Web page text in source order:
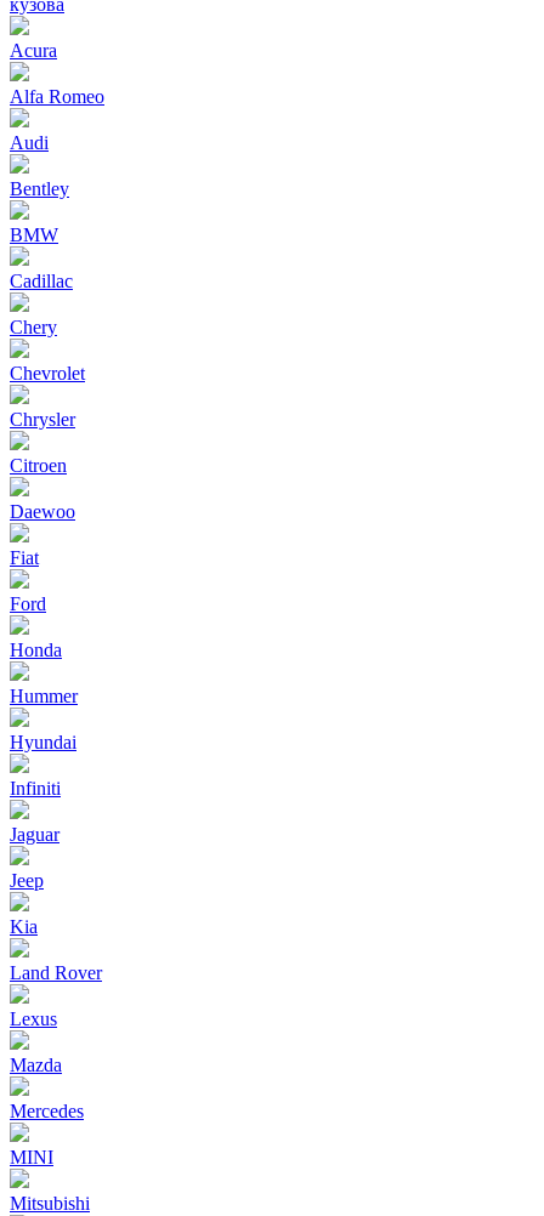
кузова
Acura
Alfa Romeo
Audi
Bentley
BMW
Cadillac
Chery
Chevrolet
Chrysler
Citroen
Daewoo
Fiat
Ford
Honda
Hummer
Hyundai
Infiniti
Jaguar
Jeep
Kia
Land Rover
Lexus
Mazda
Mercedes
MINI
Mitsubishi